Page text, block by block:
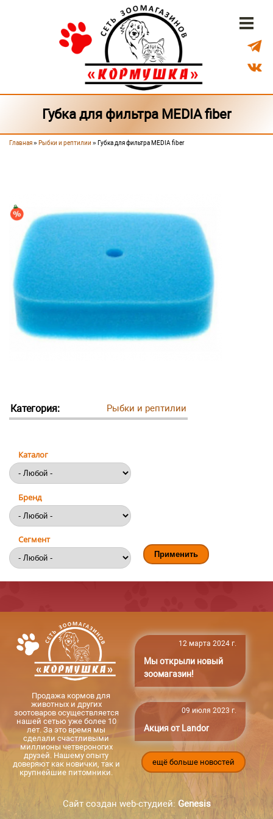
Перейти к основному содержанию
Бонусная система
Доставка
Наши магазины
Губка для фильтра MEDIA fiber
Вы здесь
Главная» Рыбки и рептилии » Губка для фильтра MEDIA fiber
Категория: Рыбки и рептилии
Каталог
Бренд
Сегмент
Продажа кормов для
животных и других
зоотоваров осуществляется
нашей сетью уже более 10
лет. За это время мы
сделали счастливыми
миллионы четвероногих
друзей. Нашему опыту
доверяют как новички, так и
крупнейшие питомники.
12 марта 2024 г.
Мы открыли новый
зоомагазин!
09 июля 2023 г.
Акция от Landor
ещё больше новостей
Сайт создан web-студией: Genesis